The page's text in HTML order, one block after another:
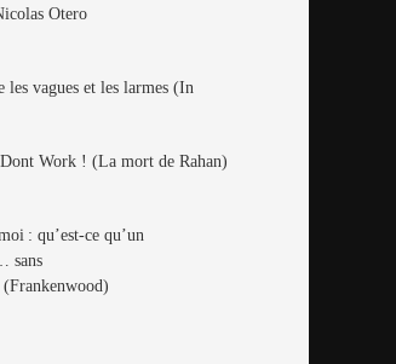
Otero
les vagues et les larmes (In
Work ! (La mort de Rahan)
: qu’est-ce qu’un
sans
(Frankenwood)